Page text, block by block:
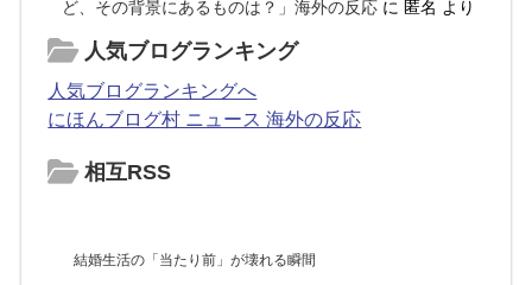
ど、その背景にあるものは？」海外の反応 に 匿名 より
人気ブログランキング
人気ブログランキングへ
にほんブログ村 ニュース 海外の反応
相互RSS
結婚生活の「当たり前」が壊れる瞬間